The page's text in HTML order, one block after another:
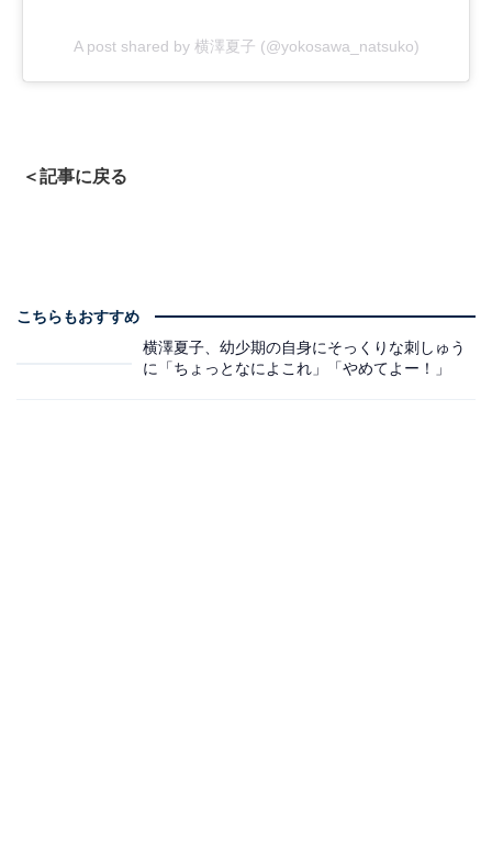
A post shared by 横澤夏子 (@yokosawa_natsuko)
＜記事に戻る
こちらもおすすめ
横澤夏子、幼少期の自身にそっくりな刺しゅう
に「ちょっとなによこれ」「やめてよー！」